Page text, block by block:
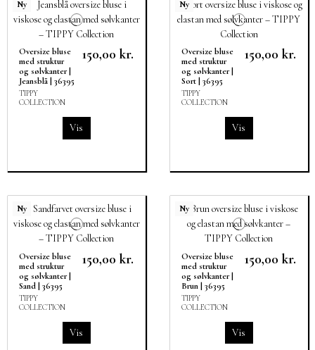
Ny
Oversize bluse
med struktur
og sølvkanter |
Jeansblå | 36395
TIPPY
COLLECTION
150,00 kr.
Vis
Ny
Oversize bluse
med struktur
og sølvkanter |
Sort | 36395
TIPPY
COLLECTION
150,00 kr.
Vis
Ny
Oversize bluse
med struktur
og sølvkanter |
Sand | 36395
TIPPY
COLLECTION
150,00 kr.
Vis
Ny
Oversize bluse
med struktur
og sølvkanter |
Brun | 36395
TIPPY
COLLECTION
150,00 kr.
Vis